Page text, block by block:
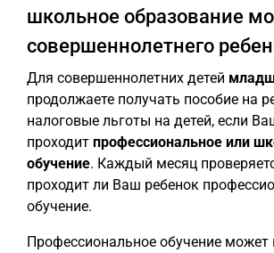
школьное образование
совершеннолетнего
Для совершеннолетних детей
продолжаете получать пособие на
налоговые льготы на детей, если
проходит профессиональное или
обучение. Каждый месяц
проходит ли Ваш ребенок
обучение.
Профессиональное обучение может